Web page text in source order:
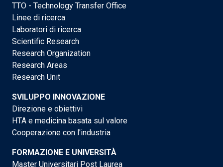
TTO - Technology Transfer Office
Linee di ricerca
Laboratori di ricerca
Scientific Research
Research Organization
Research Areas
Research Unit
SVILUPPO INNOVAZIONE
Direzione e obiettivi
HTA e medicina basata sul valore
Cooperazione con l'industria
FORMAZIONE E UNIVERSITÀ
Master Universitari Post Laurea